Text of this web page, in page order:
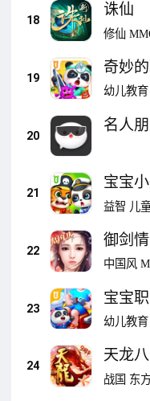
18
诛仙
修仙
19
奇妙
幼儿教育
20
名人
21
宝宝
益智 儿
22
御剑
中国风
23
宝宝
幼儿教育
24
天龙
战国 东